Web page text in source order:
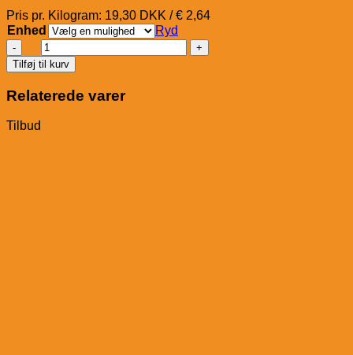
Pris pr. Kilogram: 19,30 DKK / € 2,64
Enhed
Ryd
Havens
Kuni-
Hobby
Pro
antal
Tilføj til kurv
Relaterede varer
Tilbud